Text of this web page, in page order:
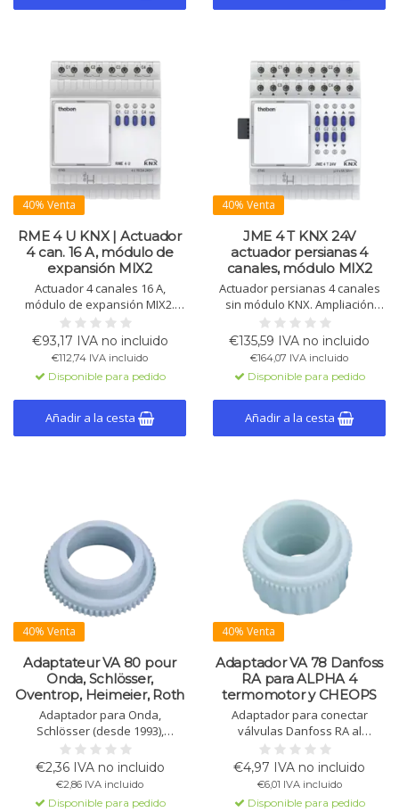
40% Venta
RME 4 U KNX | Actuador
4 can. 16 A, módulo de
expansión MIX2
Actuador 4 canales 16 A,
módulo de expansión MIX2.
Solo con módulo base MIX2.
Control manual, LED de estado,
funciones lógicas. Ampliable
hasta 12 canales.
€93,17 IVA no incluido
€112,74 IVA incluido
Disponible para pedido
Añadir a la cesta
40% Venta
JME 4 T KNX 24V
actuador persianas 4
canales, módulo MIX2
Actuador persianas 4 canales
sin módulo KNX. Ampliación
para base MIX2 con inteligencia
KNX. Para persianas y
ventilación. 6 A por canal.
€135,59 IVA no incluido
€164,07 IVA incluido
Disponible para pedido
Añadir a la cesta
40% Venta
Adaptateur VA 80 pour
Onda, Schlösser,
Oventrop, Heimeier, Roth
Adaptador para Onda,
Schlösser (desde 1993),
Oventrop (M 30 x 1,5), Heimeier,
Herb, Therm-Concept, Frank,
Roth y Dinotherm (colectores).
Otros adaptadores bajo
€2,36 IVA no incluido
€2,86 IVA incluido
Disponible para pedido
40% Venta
Adaptador VA 78 Danfoss
RA para ALPHA 4
termomotor y CHEOPS
Adaptador para conectar
válvulas Danfoss RA al
actuador ALPHA 4. También
apto para CHEOPS. Otros
adaptadores (Velta, Herz,
Giacomi) disponibles bajo
€4,97 IVA no incluido
€6,01 IVA incluido
Disponible para pedido